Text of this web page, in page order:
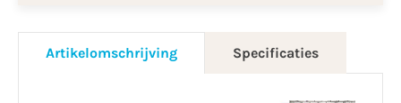
Artikelomschrijving Specificaties